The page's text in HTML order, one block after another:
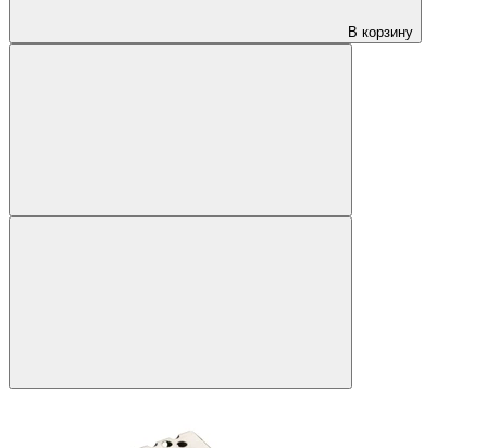
В корзину